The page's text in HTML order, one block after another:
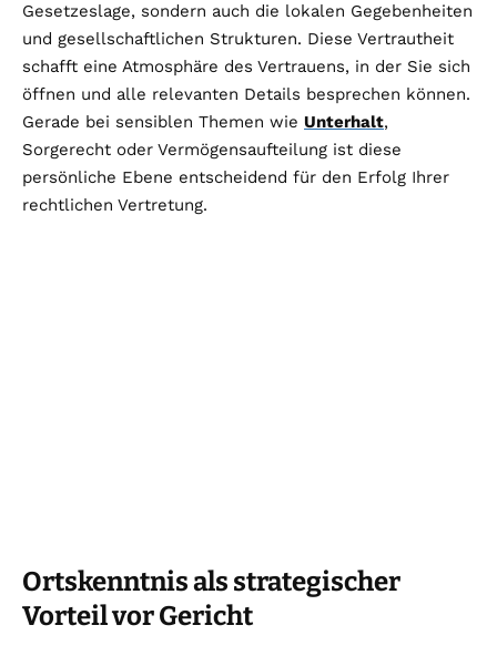
Gesetzeslage, sondern auch die lokalen Gegebenheiten
und gesellschaftlichen Strukturen. Diese Vertrautheit
schafft eine Atmosphäre des Vertrauens, in der Sie sich
öffnen und alle relevanten Details besprechen können.
Gerade bei sensiblen Themen wie Unterhalt,
Sorgerecht oder Vermögensaufteilung ist diese
persönliche Ebene entscheidend für den Erfolg Ihrer
rechtlichen Vertretung.
Ortskenntnis als strategischer
Vorteil vor Gericht